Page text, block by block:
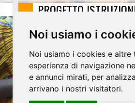
Noi usiamo i
Noi usiamo i cookies e
esperienza di navigazione
e annunci mirati, per
arrivano i nostri visitatori.
PROGETTO